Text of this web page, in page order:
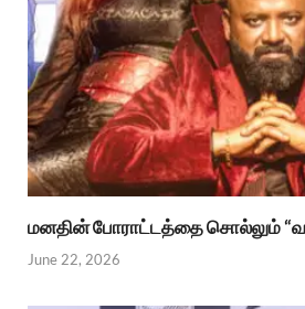
மனதின் போராட்டத்தை சொல்லும்
June 22, 2026